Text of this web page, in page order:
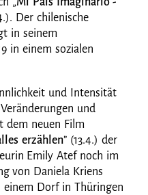
Der chilenische
in seinem
in einem sozialen
und Intensität
und
dem neuen Film
erzählen” (13.4.) der
Emily Atef noch im
von Daniela Kriens
einem Dorf in Thüringen